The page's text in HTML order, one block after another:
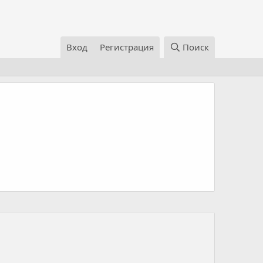
Вход Регистрация Поиск